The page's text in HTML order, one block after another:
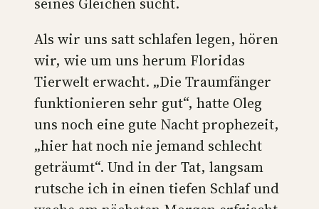
Als wir uns satt schlafen legen, hören
wir, wie um uns herum Floridas
Tierwelt erwacht. „Die Traumfänger
funktionieren sehr gut“, hatte Oleg
uns noch eine gute Nacht prophezeit,
„hier hat noch nie jemand schlecht
geträumt“. Und in der Tat, langsam
rutsche ich in einen tiefen Schlaf und